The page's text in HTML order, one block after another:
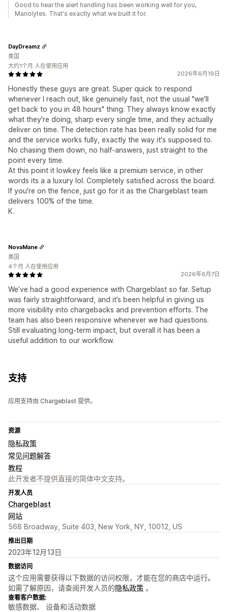
Good to hear the alert handling has been working well for you,
Manolytes. That's exactly what we built it for.
2026年6月19日
Honestly these guys are great. Super quick to respond
whenever I reach out, like genuinely fast, not the usual "we'll
get back to you in 48 hours" thing. They always know exactly
what they're doing, sharp every single time, and they actually
deliver on time. The detection rate has been really solid for me
and the service works fully, exactly the way it's supposed to.
No chasing them down, no half-answers, just straight to the
point every time.
At this point it lowkey feels like a premium service, in other
words its a a luxury lol. Completely satisfied across the board.
If you're on the fence, just go for it as the Chargeblast team
delivers 100% of the time.
K.
DayDreamz
美国
大约1个月 人在使用应用
2026年6月7日
We’ve had a good experience with Chargeblast so far. Setup
was fairly straightforward, and it’s been helpful in giving us
more visibility into chargebacks and prevention efforts. The
team has also been responsive whenever we had questions.
Still evaluating long-term impact, but overall it has been a
useful addition to our workflow.
NovaMane
美国
4个月 人在使用应用
支持
应用支持由 Chargeblast 提供。
资源
隐私政策
常见问题解答
教程
此开发者不提供直接的简体中文支持。
开发人员
Chargeblast
网站
568 Broadway, Suite 403, New York, NY, 10012, US
推出日期
2023年12月13日
数据访问
这个应用需要获得以下数据的访问权限，才能在您的商店中运行。
如需了解原因，请查阅开发人员的隐私政策 。
查看客户数据:
敏感数据、 设备和活动数据